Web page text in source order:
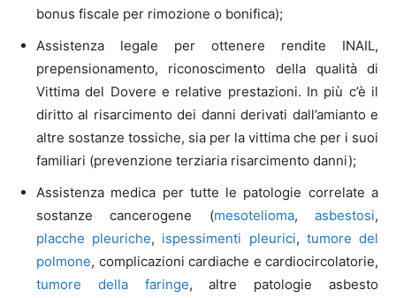
bonus fiscale per rimozione o bonifica);
Assistenza legale per ottenere rendite INAIL,
prepensionamento, riconoscimento della qualità di
Vittima del Dovere e relative prestazioni. In più c’è il
diritto al risarcimento dei danni derivati dall’amianto e
altre sostanze tossiche, sia per la vittima che per i suoi
familiari (prevenzione terziaria risarcimento danni);
Assistenza medica per tutte le patologie correlate a
sostanze cancerogene (mesotelioma,asbestosi,
placche pleuriche, ispessimenti pleurici, tumore del
polmone, complicazioni cardiache e cardiocircolatorie,
tumore della faringe, altre patologie asbesto